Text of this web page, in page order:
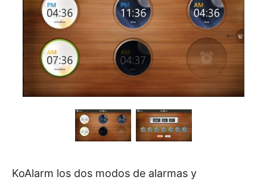
KoAlarm los dos modos de alarmas y